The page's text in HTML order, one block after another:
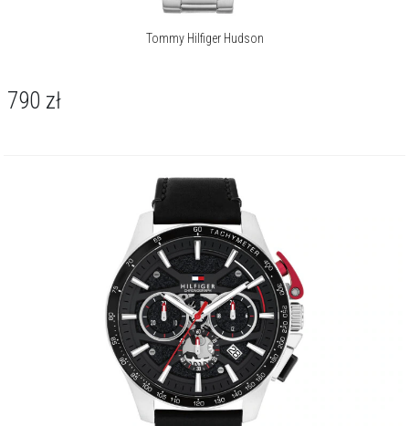
Tommy Hilfiger Hudson
790 zł